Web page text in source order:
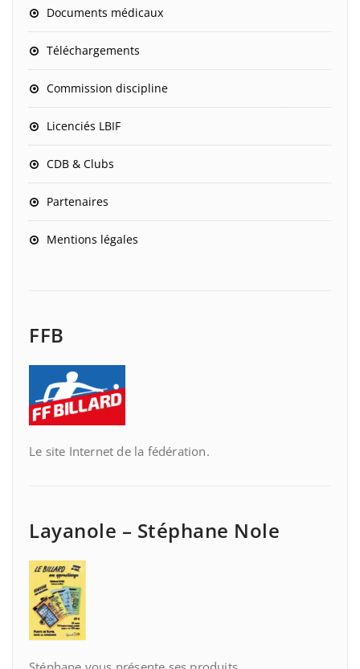
Documents médicaux
Téléchargements
Commission discipline
Licenciés LBIF
CDB & Clubs
Partenaires
Mentions légales
FFB
Le site Internet de la fédération.
Layanole – Stéphane Nole